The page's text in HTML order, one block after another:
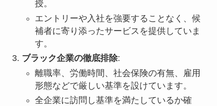
授。
エントリーや入社を強要することなく、候
補者に寄り添ったサービスを提供していま
す。
ブラック企業の徹底排除:
離職率、労働時間、社会保険の有無、雇用
形態などで厳しい基準を設けています。
全企業に訪問し基準を満たしているか確